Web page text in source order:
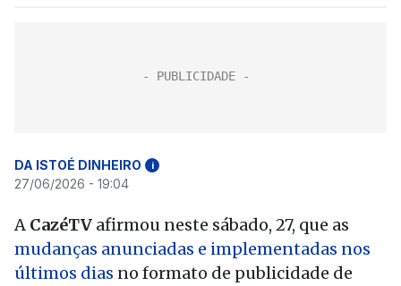
DA ISTOÉ DINHEIRO i
27/06/2026 - 19:04
A CazéTV afirmou neste sábado, 27, que as
mudanças anunciadas e implementadas nos
últimos dias no formato de publicidade de